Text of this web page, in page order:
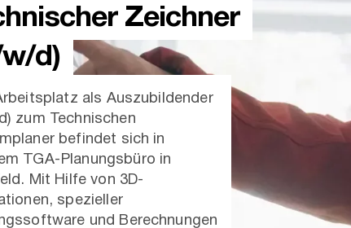
Zeichner
d)
als Auszubildender
zum Technischen
befindet sich in
TGA-Planungsbüro in
Mit Hilfe von 3D-
spezieller
und Berechnungen